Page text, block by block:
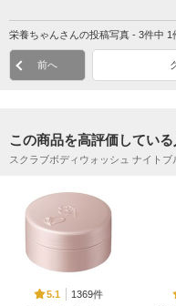
栄養ちゃんさんの投稿写真 - 3件中 1
前へ
この商品を高評価してい
スクラブボディウォッシュ ナイト
5.1
1369件